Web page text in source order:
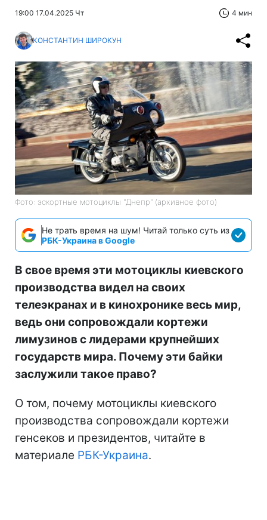
19:00 17.04.2025 Чт 4 мин
КОНСТАНТИН ШИРОКУН
Фото: эскортные мотоциклы "Днепр" (архивное фото)
Не трать время на шум! Читай только суть из
РБК-Украина в Google
В свое время эти мотоциклы киевского
производства видел на своих
телеэкранах и в кинохронике весь мир,
ведь они сопровождали кортежи
лимузинов с лидерами крупнейших
государств мира. Почему эти байки
заслужили такое право?
О том, почему мотоциклы киевского
производства сопровождали кортежи
генсеков и президентов, читайте в
материале РБК-Украина.